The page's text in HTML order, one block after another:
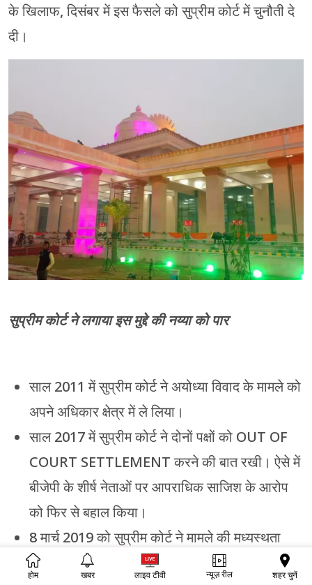
के खिलाफ, दिसंबर में इस फैसले को सुप्रीम कोर्ट में चुनौती दे
दी।
सुप्रीम कोर्ट ने लगाया इस मुद्दे की नय्या को पार
साल 2011 में सुप्रीम कोर्ट ने अयोध्या विवाद के मामले को
अपने अधिकार क्षेत्र में ले लिया।
साल 2017 में सुप्रीम कोर्ट ने दोनों पक्षों को OUT OF
COURT SETTLEMENT करने की बात रखी। ऐसे में
बीजेपी के शीर्ष नेताओं पर आपराधिक साजिश के आरोप
को फिर से बहाल किया।
8 मार्च 2019 को सुप्रीम कोर्ट ने मामले की मध्यस्थता
करने के लिए भेजे गए पैनल को 8 सप्ताह के अंदर इस
होम खबर लाइव टीवी न्यूज़ रील शहर चुनें